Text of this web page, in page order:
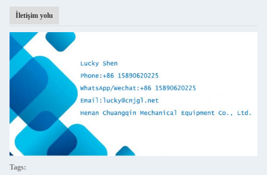
İletişim yolu
Tags: